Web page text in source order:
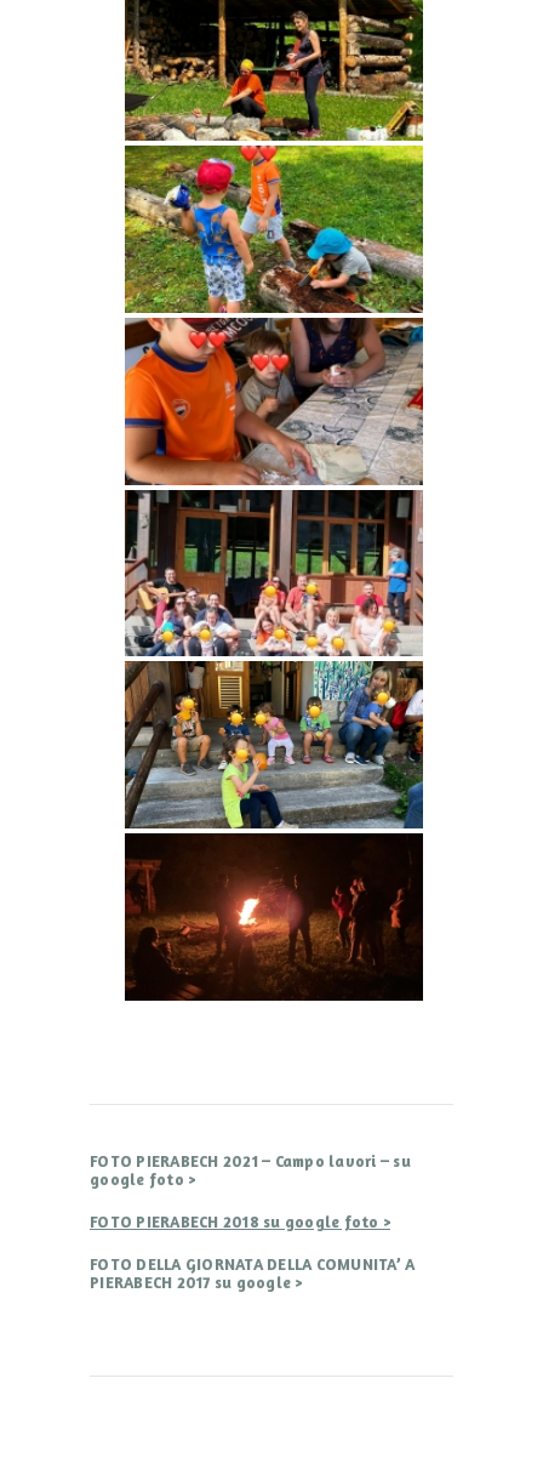
FOTO PIERABECH 2021 – Campo lavori – su
google foto >
FOTO PIERABECH 2018 su google foto >
FOTO DELLA GIORNATA DELLA COMUNITA’ A
PIERABECH 2017 su google >